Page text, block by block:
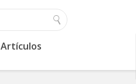
Artículos